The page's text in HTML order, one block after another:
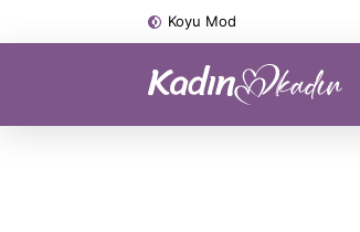
Koyu Mod